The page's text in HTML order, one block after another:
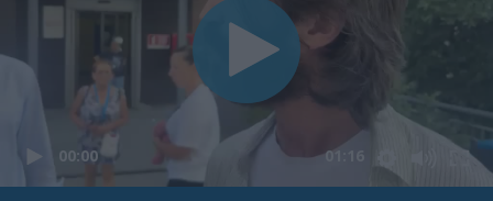
00:00 01:16